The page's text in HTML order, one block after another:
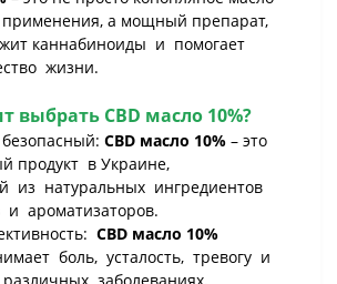
применения, а мощный препарат,
каннабиноиды и помогает
жизни.
выбрать CBD масло 10%?
CBD масло 10% – это
продукт в Украине,
из натуральных ингредиентов
и ароматизаторов.
CBD масло 10%
боль, усталость, тревогу и